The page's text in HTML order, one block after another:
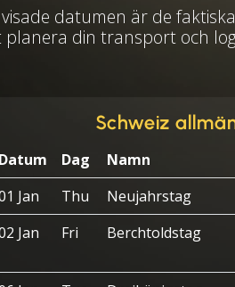
visade datumen är de
planera din transport och
Schweiz
Datum Dag Namn
Jan
Thu
Neujahrstag
Jan
Fri Berchtoldstag